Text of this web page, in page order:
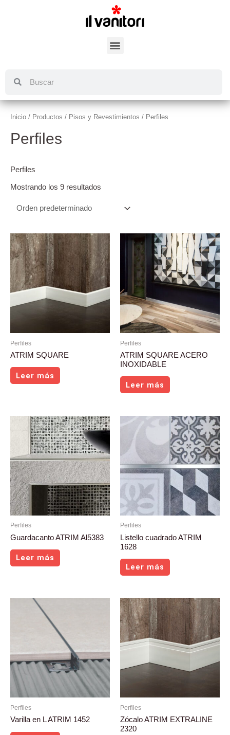
Inicio / Productos / Pisos y Revestimientos / Perfiles
Perfiles
Perfiles
Mostrando los 9 resultados
Perfiles
ATRIM SQUARE
Leer más
Perfiles
ATRIM SQUARE ACERO
INOXIDABLE
Leer más
Perfiles
Guardacanto ATRIM Al5383
Leer más
Perfiles
Listello cuadrado ATRIM
1628
Leer más
Perfiles
Varilla en L ATRIM 1452
Perfiles
Zócalo ATRIM EXTRALINE
2320